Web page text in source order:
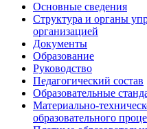
Основные сведения
Структура и органы
организацией
Документы
Образование
Руководство
Педагогический состав
Образовательные
Материально-
образовательного